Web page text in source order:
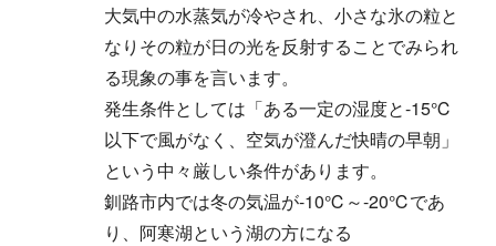
大気中の水蒸気が冷やされ、小さな氷の粒と
なりその粒が日の光を反射することでみられ
る現象の事を言います。
発生条件としては「ある一定の湿度と-15℃
以下で風がなく、空気が澄んだ快晴の早朝」
という中々厳しい条件があります。
釧路市内では冬の気温が-10℃～-20℃であ
り、阿寒湖という湖の方になる